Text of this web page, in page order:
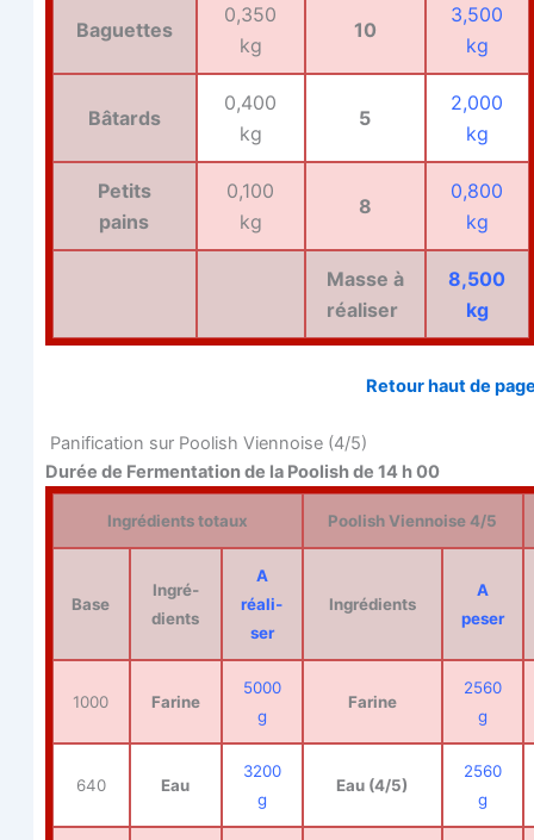
Baguettes
0,350
kg
10
3,500
kg
Bâtards
0,400
kg
5
2,000
kg
Petits
pains
0,100
kg
8
0,800
kg
Masse à
réaliser
8,500
kg
Retour haut de
Pani­fi­ca­tion sur Poo­lish Vien­noise (4/5)
Durée de Fer­men­ta­tion de la Poo­lish de 14 h 00
Ingré­dients totaux Poo­lish Vien­noise 4/5
Base
Ingré­
dients
A
réa­li­
ser
Ingré­dients
A
peser
1000 Farine
5000
g
Farine
2560
g
640 Eau
3200
g
Eau (4/5)
2560
g